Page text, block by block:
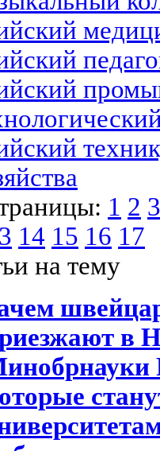
1 2 3
14 15 16 17
на тему
в